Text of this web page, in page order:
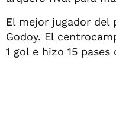
El mejor jugador del
Godoy. El
1 gol e hizo 15 pases